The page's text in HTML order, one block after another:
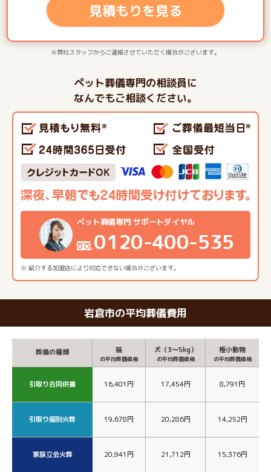
見積もりを見る
※弊社スタッフからご連絡させていただく場合がございます。
ペット葬儀専門の相談員に
なんでもご相談ください。
※ 紹介する加盟店により対応できない場合がございます。
ペット葬儀専門 サポートダイヤル
0120-400-535
岩倉市の平均葬儀費用
葬儀の種類 猫
の平均葬儀価格
犬（3～5kg）
の平均葬儀価格
極小動物
の平均葬儀価格
引取り合同供養 16,401円 17,454円 8,791円
引取り個別火葬 19,678円 20,286円 14,252円
家族立会火葬 20,941円 21,712円 15,376円